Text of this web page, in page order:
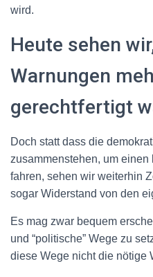
wird.
Heute sehen
Warnungen
gerechtfertigt
Doch statt dass die
zusammenstehen, um
fahren, sehen wir weiterhin
sogar Widerstand von den
Es mag zwar bequem
und “politische” Wege zu
diese Wege nicht die nötige